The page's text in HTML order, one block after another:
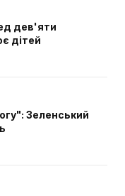
дев'яти
дітей
Зеленський